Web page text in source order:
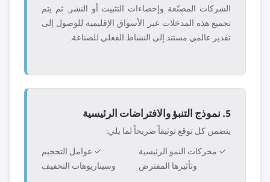
الشركات المصنّعة وإحصاءات التثبيت أو النشر. ثم يتم
تجميع هذه المدخلات عبر الأسواق الإقليمية للوصول إلى
تقدير عالمي مستند إلى النشاط الفعلي للصناعة.
5. نموذج التنبؤ والافتراضات الرئيسية
يتضمن كل توقع توثيقاً صريحاً لما يلي:
✓ محركات النمو الرئيسية
وتأثيرها المفترض
✓ عوامل التحجيم
وسيناريوهات التخفيف